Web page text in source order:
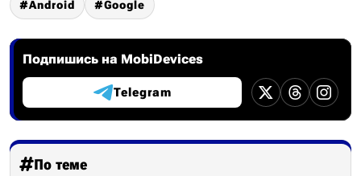
Android Google
Подпишись на MobiDevices
Telegram
По теме